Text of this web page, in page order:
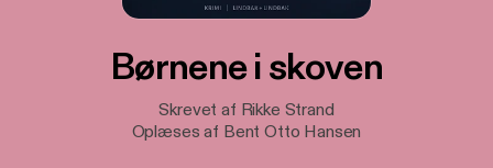
Børnene i skoven
Skrevet af Rikke Strand
Oplæses af Bent Otto Hansen